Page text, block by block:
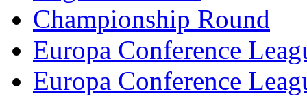
Championship Round
Europa Conference
Europa Conference